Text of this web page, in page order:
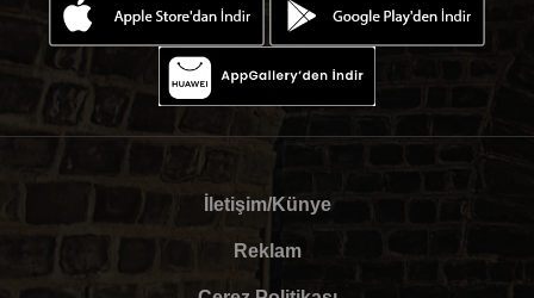
İletişim/Künye
Reklam